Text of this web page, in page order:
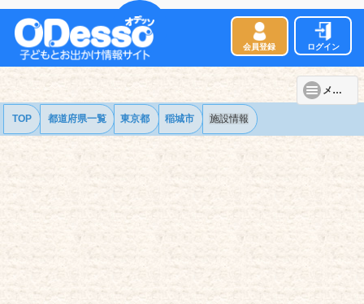
会員登録 ログイン
メニュー
TOP 都道府県一覧 東京都 稲城市 施設情報